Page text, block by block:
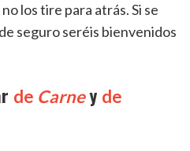
los tire para atrás. Si se
seguro seréis bienvenidos
de Carney de